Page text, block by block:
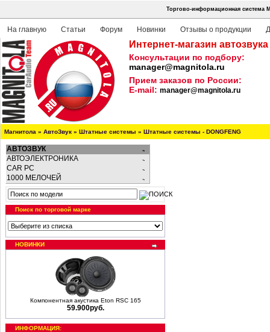
Торгово-информационная система
На главную Статьи Форум Новинки Отзывы о продукции
Интернет-магазин
Консультации по подбору:
manager@magnitola.ru
Прием заказов по России:
E-mail: manager@magnitola.ru
Магнитола » АвтоЗвук » Штатные системы » Штатные системы - DONGFENG
АВТОЗВУК
АВТОЭЛЕКТРОНИКА
CAR PC
1000 МЕЛОЧЕЙ
Поиск по торговой марке
НОВИНКИ
Компонентная акустика Eton RSC 165
59.900руб.
ИНФОРМАЦИЯ: